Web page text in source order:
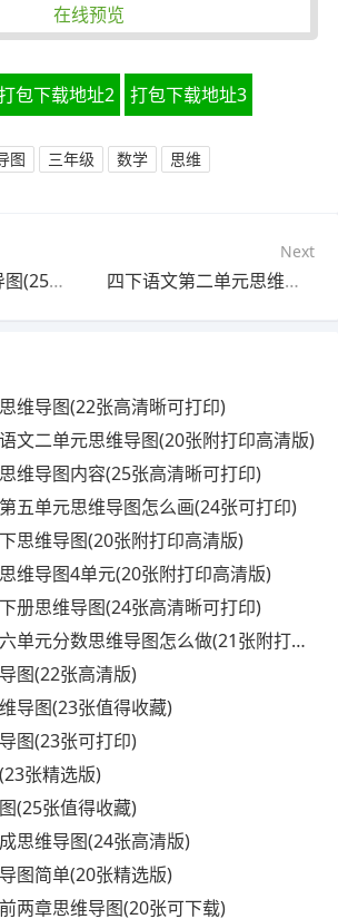
在线预览
包下载地址2 打包下载地址3
图 三年级 数学 思维
细胞工程的思维导图(25张高清晰可打印)
Next
四下语文第二单元思维导图(21张高清晰可打印)
维导图(22张高清晰可打印)
文二单元思维导图(20张附打印高清版)
维导图内容(25张高清晰可打印)
五单元思维导图怎么画(24张可打印)
思维导图(20张附打印高清版)
维导图4单元(20张附打印高清版)
册思维导图(24张高清晰可打印)
元分数思维导图怎么做(21张附打印高清版)
图(22张高清版)
导图(23张值得收藏)
图(23张可打印)
张精选版)
(25张值得收藏)
思维导图(24张高清版)
图简单(20张精选版)
两章思维导图(20张可下载)